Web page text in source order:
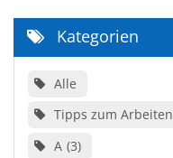
Kategorien
Alle
Tipps zum Arbeiten
A 3